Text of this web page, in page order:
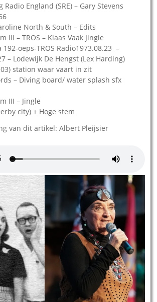
Radio England (SRE) – Gary Stevens
North & South – Edits
III – TROS – Klaas Vaak Jingle
192-oeps-TROS Radio1973.08.23 –
– Lodewijk De Hengst (Lex Harding)
station waar vaart in zit
– Diving board/ water splash sfx
III – Jingle
city) + Hoge stem
van dit artikel: Albert Pleijsier